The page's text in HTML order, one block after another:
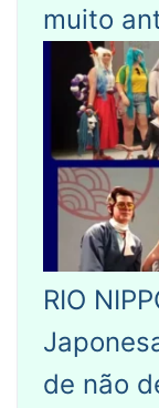
muito
RIO
de não